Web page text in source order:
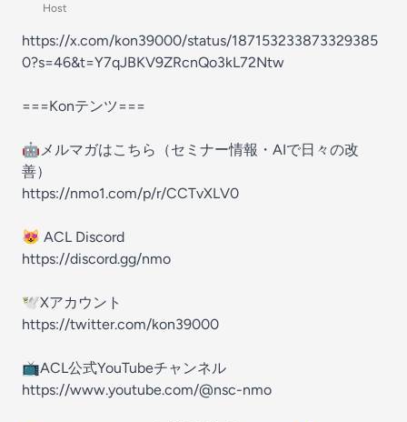
Host
https://x.com/kon39000/status/187153233873329385
0?s=46&t=Y7qJBKV9ZRcnQo3kL72Ntw
===Konテンツ===
🤖メルマガはこちら（セミナー情報・AIで日々の改
善）
https://nmo1.com/p/r/CCTvXLV0
😻 ACL Discord
https://discord.gg/nmo
🕊Xアカウント
https://twitter.com/kon39000
📺ACL公式YouTubeチャンネル
https://www.youtube.com/@nsc-nmo